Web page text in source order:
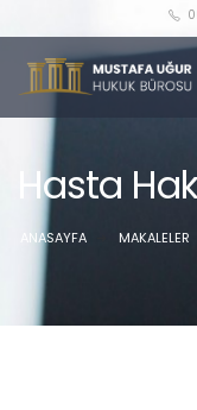
Hasta
ANASAYFA MAKALELER